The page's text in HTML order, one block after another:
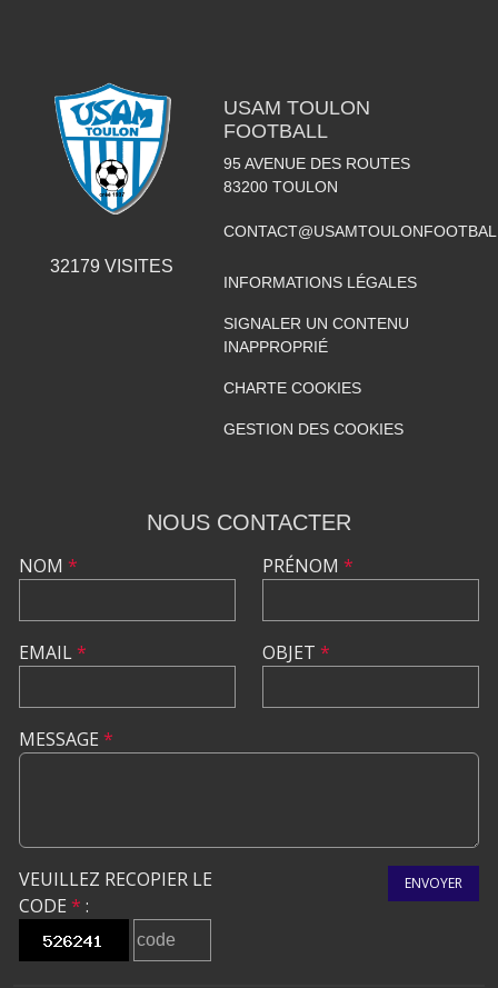
32179 VISITES
USAM TOULON
FOOTBALL
95 AVENUE DES ROUTES
83200 TOULON
INFORMATIONS LÉGALES
SIGNALER UN CONTENU
INAPPROPRIÉ
CHARTE COOKIES
GESTION DES COOKIES
NOUS CONTACTER
NOM *
EMAIL*
PRÉNOM *
OBJET *
MESSAGE *
VEUILLEZ RECOPIER LE
CODE * :
ENVOYER